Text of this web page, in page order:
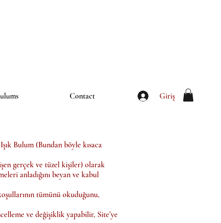
Contact Giriş
Bulum (Bundan böyle kısaca
gerçek ve tüzel kişiler) olarak
anladığını beyan ve kabul
tümünü okuduğunu,
ve değişiklik yapabilir, Site’ye